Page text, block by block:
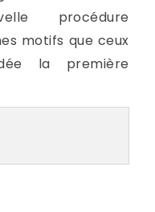
procédure
motifs que ceux
la première